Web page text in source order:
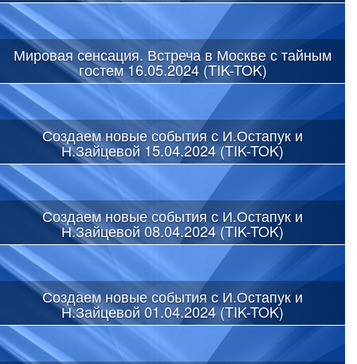
Мировая сенсация. Встреча в Москве с тайным
гостем 16.05.2024 (TIK-TOK)
Создаем новые события с И.Остапук и
Н.Зайцевой 15.04.2024 (TIK-TOK)
Создаем новые события с И.Остапук и
Н.Зайцевой 08.04.2024 (TIK-TOK)
Создаем новые события с И.Остапук и
Н.Зайцевой 01.04.2024 (TIK-TOK)